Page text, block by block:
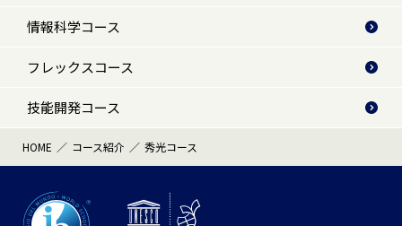
情報科学コース
フレックスコース
技能開発コース
HOME コース紹介 秀光コース